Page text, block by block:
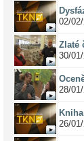
02/
Zlaté
30/
28/
26/